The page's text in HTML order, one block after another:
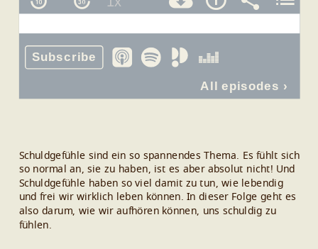
Schuldgefühle sind ein so spannendes Thema. Es fühlt sich
so normal an, sie zu haben, ist es aber absolut nicht! Und
Schuldgefühle haben so viel damit zu tun, wie lebendig
und frei wir wirklich leben können. In dieser Folge geht es
also darum, wie wir aufhören können, uns schuldig zu
fühlen.